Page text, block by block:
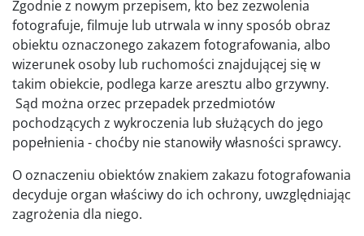
Zgodnie z nowym przepisem, kto bez zezwolenia
fotografuje, filmuje lub utrwala w inny sposób obraz
obiektu oznaczonego zakazem fotografowania, albo
wizerunek osoby lub ruchomości znajdującej się w
takim obiekcie, podlega karze aresztu albo grzywny.
Sąd można orzec przepadek przedmiotów
pochodzących z wykroczenia lub służących do jego
popełnienia - choćby nie stanowiły własności sprawcy.
O oznaczeniu obiektów znakiem zakazu fotografowania
decyduje organ właściwy do ich ochrony, uwzględniając
zagrożenia dla niego.